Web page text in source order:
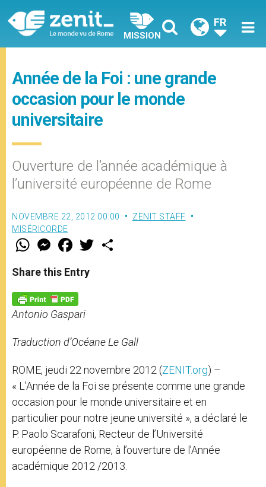
MISSION
FR
Année de la Foi : une grande
occasion pour le monde
universitaire
Ouverture de l’année académique à
l’université européenne de Rome
NOVEMBRE 22, 2012 00:00
ZENIT STAFF
MISÉRICORDE
W
t
s
p
p
M
e
s
e
g
e
r
F
a
e
b
o
k
w
Share this Entry
Antonio Gaspari
Traduction d’Océane Le Gall
ROME, jeudi 22 novembre 2012 (ZENIT.org) –
« L’Année de la Foi se présente comme une grande
occasion pour le monde universitaire et en
particulier pour notre jeune université », a déclaré le
P. Paolo Scarafoni, Recteur de l’Université
européenne de Rome, à l’ouverture de l’Année
académique 2012 /2013.